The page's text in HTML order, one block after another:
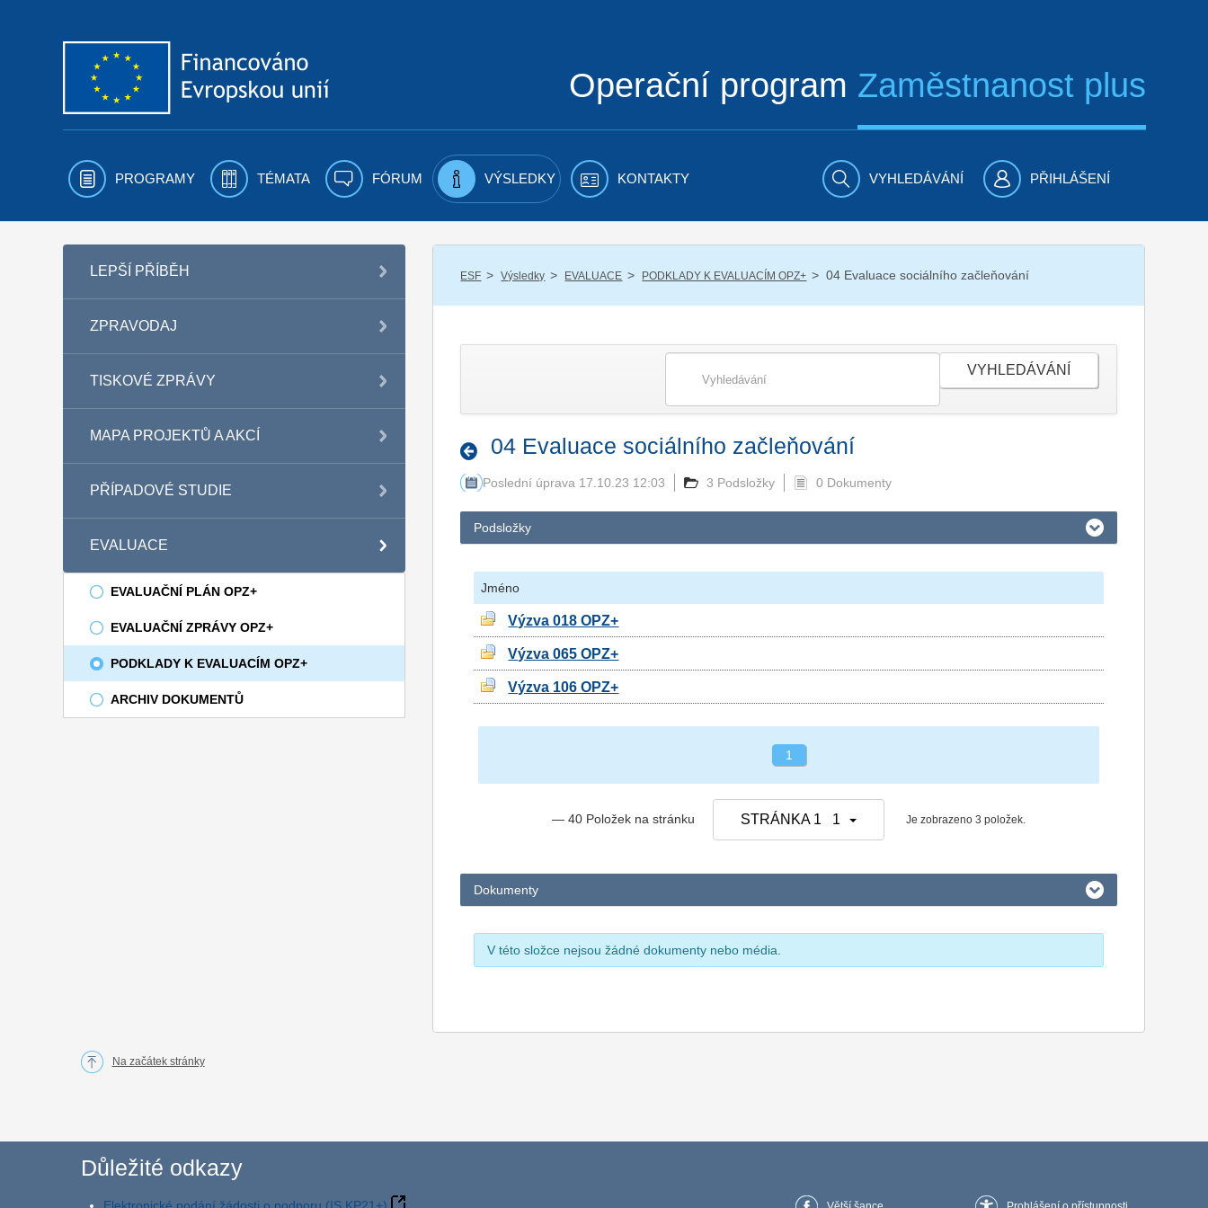
Operační program Zaměstnanost plus
PROGRAMY TÉMATA FÓRUM VÝSLEDKY KONTAKTY VYHLEDÁVÁNÍ PŘIHLÁŠENÍ
LEPŠÍ PŘÍBĚH
ZPRAVODAJ
TISKOVÉ ZPRÁVY
MAPA PROJEKTŮ A AKCÍ
PŘÍPADOVÉ STUDIE
EVALUACE
EVALUAČNÍ PLÁN OPZ+
EVALUAČNÍ ZPRÁVY OPZ+
PODKLADY K EVALUACÍM OPZ+
ARCHIV DOKUMENTŮ
ESF / Výsledky / EVALUACE / PODKLADY K EVALUACÍM OPZ+ / 04 Evaluace sociálního začleňování
VYHLEDÁVÁNÍ
04 Evaluace sociálního začleňování
Poslední úprava 17.10.23 12:03 3 Podsložky 0 Dokumenty
Podsložky
Jméno
Výzva 018 OPZ+
Výzva 065 OPZ+
Výzva 106 OPZ+
STRÁNKA 1 1
— 40 Položek na stránku Je zobrazeno 3 položek.
1
Dokumenty
V této složce nejsou žádné dokumenty nebo média.
Na začátek stránky
Důležité odkazy